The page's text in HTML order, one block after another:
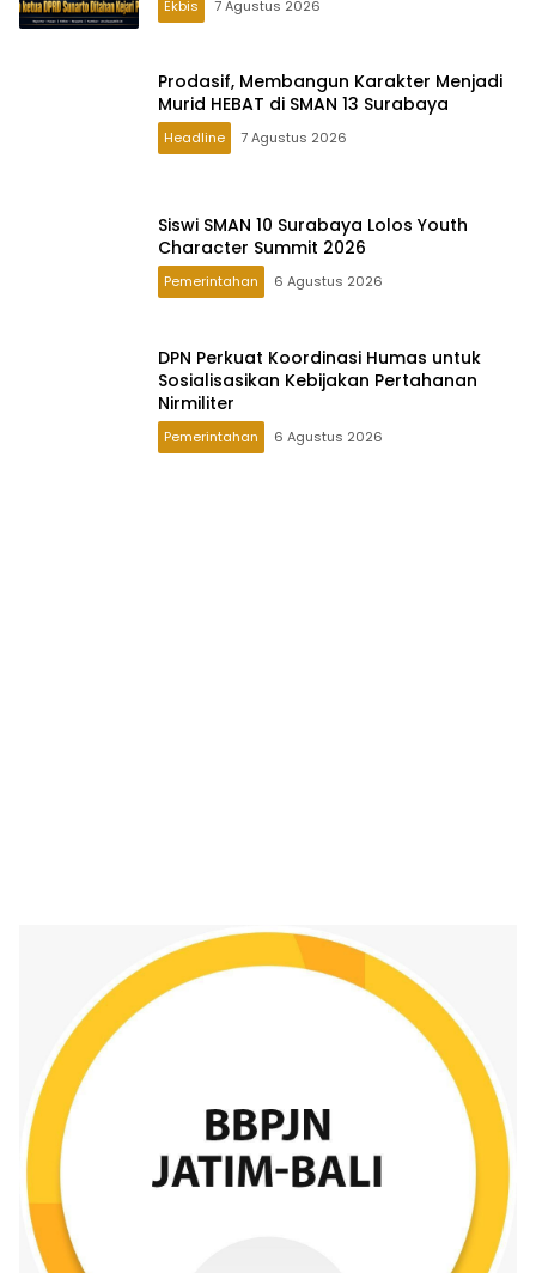
Ekbis 7 Agustus 2026
Prodasif, Membangun Karakter Menjadi
Murid HEBAT di SMAN 13 Surabaya
Headline 7 Agustus 2026
Siswi SMAN 10 Surabaya Lolos Youth
Character Summit 2026
Pemerintahan 6 Agustus 2026
DPN Perkuat Koordinasi Humas untuk
Sosialisasikan Kebijakan Pertahanan
Nirmiliter
Pemerintahan 6 Agustus 2026